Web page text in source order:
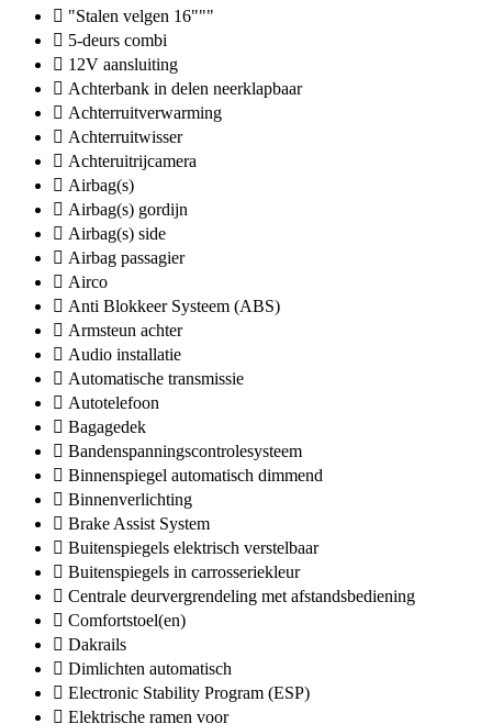
"Stalen velgen 16"""
5-deurs combi
12V aansluiting
Achterbank in delen neerklapbaar
Achterruitverwarming
Achterruitwisser
Achteruitrijcamera
Airbag(s)
Airbag(s) gordijn
Airbag(s) side
Airbag passagier
Airco
Anti Blokkeer Systeem (ABS)
Armsteun achter
Audio installatie
Automatische transmissie
Autotelefoon
Bagagedek
Bandenspanningscontrolesysteem
Binnenspiegel automatisch dimmend
Binnenverlichting
Brake Assist System
Buitenspiegels elektrisch verstelbaar
Buitenspiegels in carrosseriekleur
Centrale deurvergrendeling met afstandsbediening
Comfortstoel(en)
Dakrails
Dimlichten automatisch
Electronic Stability Program (ESP)
Elektrische ramen voor